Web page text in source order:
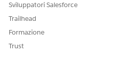
Sviluppatori Salesforce
Trailhead
Formazione
Trust